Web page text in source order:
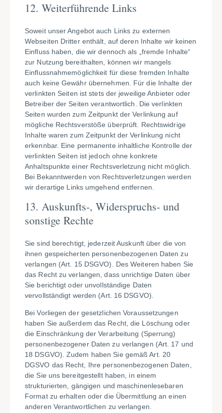
12. Weiterführende Links
Soweit unser Angebot auch Links zu externen
Webseiten Dritter enthält, auf deren Inhalte wir keinen
Einfluss haben, die wir dennoch als „fremde Inhalte“
zur Nutzung bereithalten, können wir mangels
Einflussnahmemöglichkeit für diese fremden Inhalte
auch keine Gewähr übernehmen. Für die Inhalte der
verlinkten Seiten ist stets der jeweilige Anbieter oder
Betreiber der Seiten verantwortlich. Die verlinkten
Seiten wurden zum Zeitpunkt der Verlinkung auf
mögliche Rechtsverstöße überprüft. Rechtswidrige
Inhalte waren zum Zeitpunkt der Verlinkung nicht
erkennbar. Eine permanente inhaltliche Kontrolle der
verlinkten Seiten ist jedoch ohne konkrete
Anhaltspunkte einer Rechtsverletzung nicht möglich.
Bei Bekanntwerden von Rechtsverletzungen werden
wir derartige Links umgehend entfernen.
13. Auskunfts-, Widerspruchs- und
sonstige Rechte
Sie sind berechtigt, jederzeit Auskunft über die von
ihnen gespeicherten personenbezogenen Daten zu
verlangen (Art. 15 DSGVO). Des Weiteren haben Sie
das Recht zu verlangen, dass unrichtige Daten über
Sie berichtigt oder unvollständige Daten
vervollständigt werden (Art. 16 DSGVO).
Bei Vorliegen der gesetzlichen Voraussetzungen
haben Sie außerdem das Recht, die Löschung oder
die Einschränkung der Verarbeitung (Sperrung)
personenbezogener Daten zu verlangen (Art. 17 und
18 DSGVO). Zudem haben Sie gemäß Art. 20
DGSVO das Recht, Ihre personenbezogenen Daten,
die Sie uns bereitgestellt haben, in einem
strukturierten, gängigen und maschinenlesebaren
Format zu erhalten oder die Übermittlung an einen
anderen Verantwortlichen zu verlangen.